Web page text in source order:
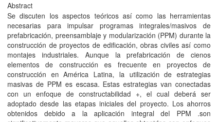
Abstract
Se discuten los aspectos teóricos así como las herramientas
necesarias para impulsar programas integrales/masivos de
prefabricación, preensamblaje y modularización (PPM) durante la
construcción de proyectos de edificación, obras civiles así como
montajes industriales. Aunque la prefabricación de cienos
elementos de construcción es frecuente en proyectos de
construcción en América Latina, la utilización de estrategias
masivas de PPM es escasa. Estas estrategias van conectadas
con un enfoque de constructabilidad +, el cual deberá ser
adoptado desde las etapas iniciales del proyecto. Los ahorros
obtenidos debido a la aplicación integral del PPM .son